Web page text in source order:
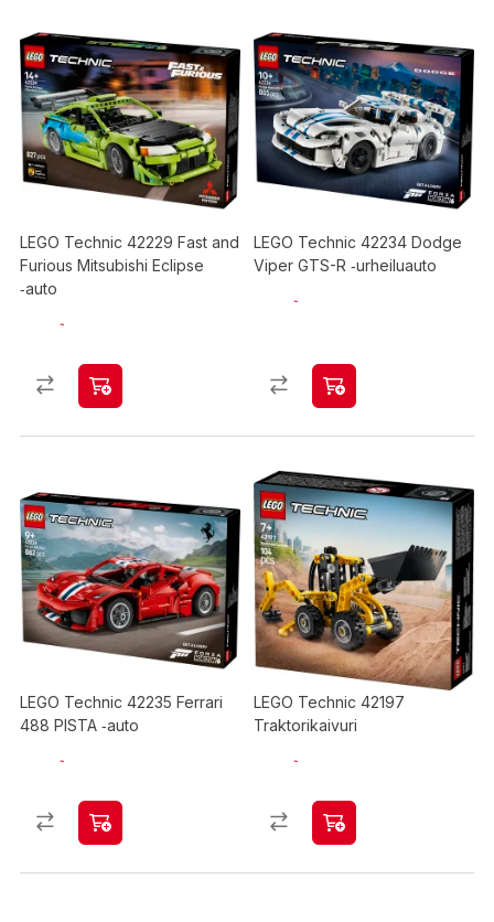
LEGO Technic 42229 Fast and
Furious Mitsubishi Eclipse
‑auto
LEGO Technic 42234 Dodge
Viper GTS-R ‑urheiluauto
LEGO Technic 42235 Ferrari
488 PISTA ‑auto
LEGO Technic 42197
Traktorikaivuri